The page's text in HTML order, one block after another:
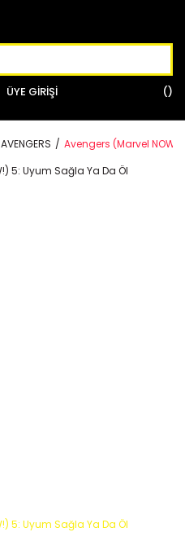
ÜYE GİRİŞİ
AVENGERS Avengers (Marvel